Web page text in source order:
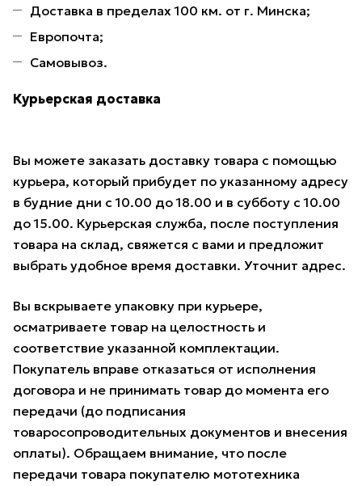
Доставка в пределах 100 км. от г. Минска;
Европочта;
Самовывоз.
Курьерская доставка
Вы можете заказать доставку товара с помощью
курьера, который прибудет по указанному адресу
в будние дни с 10.00 до 18.00 и в субботу с 10.00
до 15.00. Курьерская служба, после поступления
товара на склад, свяжется с вами и предложит
выбрать удобное время доставки. Уточнит адрес.
Вы вскрываете упаковку при курьере,
осматриваете товар на целостность и
соответствие указанной комплектации.
Покупатель вправе отказаться от исполнения
договора и не принимать товар до момента его
передачи (до подписания
товаросопроводительных документов и внесения
оплаты). Обращаем внимание, что после
передачи товара покупателю мототехника